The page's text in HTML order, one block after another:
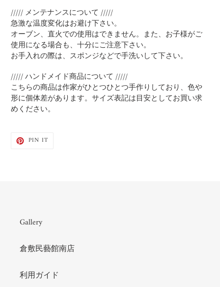
///// メンテナンスについて /////
急激な温度変化はお避け下さい。
オーブン、直火での使用はできません。また、お子様がご
使用になる場合も、十分にご注意下さい。
お手入れの際は、スポンジなどで手洗いして下さい。
///// ハンドメイド商品について /////
こちらの商品は作家がひとつひとつ手作りしており、色や
形に個体差があります。サイズ表記は目安としてお買い求
めください。
PIN ITPIN
Gallery
倉敷民藝館南店
利用ガイド